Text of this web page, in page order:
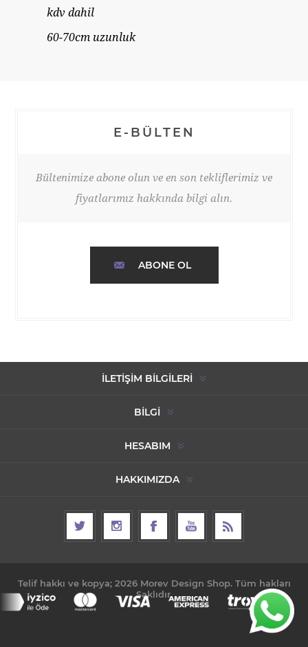
kdv dahil
60-70cm uzunluk
E-BÜLTEN
Bültenimize abone olun ve en son tekliflerimiz ve
fiyatlarımız hakkında bilgi alın.
ABONE OL
İLETIŞIM BILGILERI
BILGI
HESABIM
HAKKIMIZDA
Telif hakkı ve kopya; 2026 Morev Design Shop. Tüm hakları
Saklıdır.